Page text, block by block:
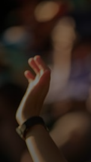
בשבילך
לעסקים
למען העולם
לחדשנים